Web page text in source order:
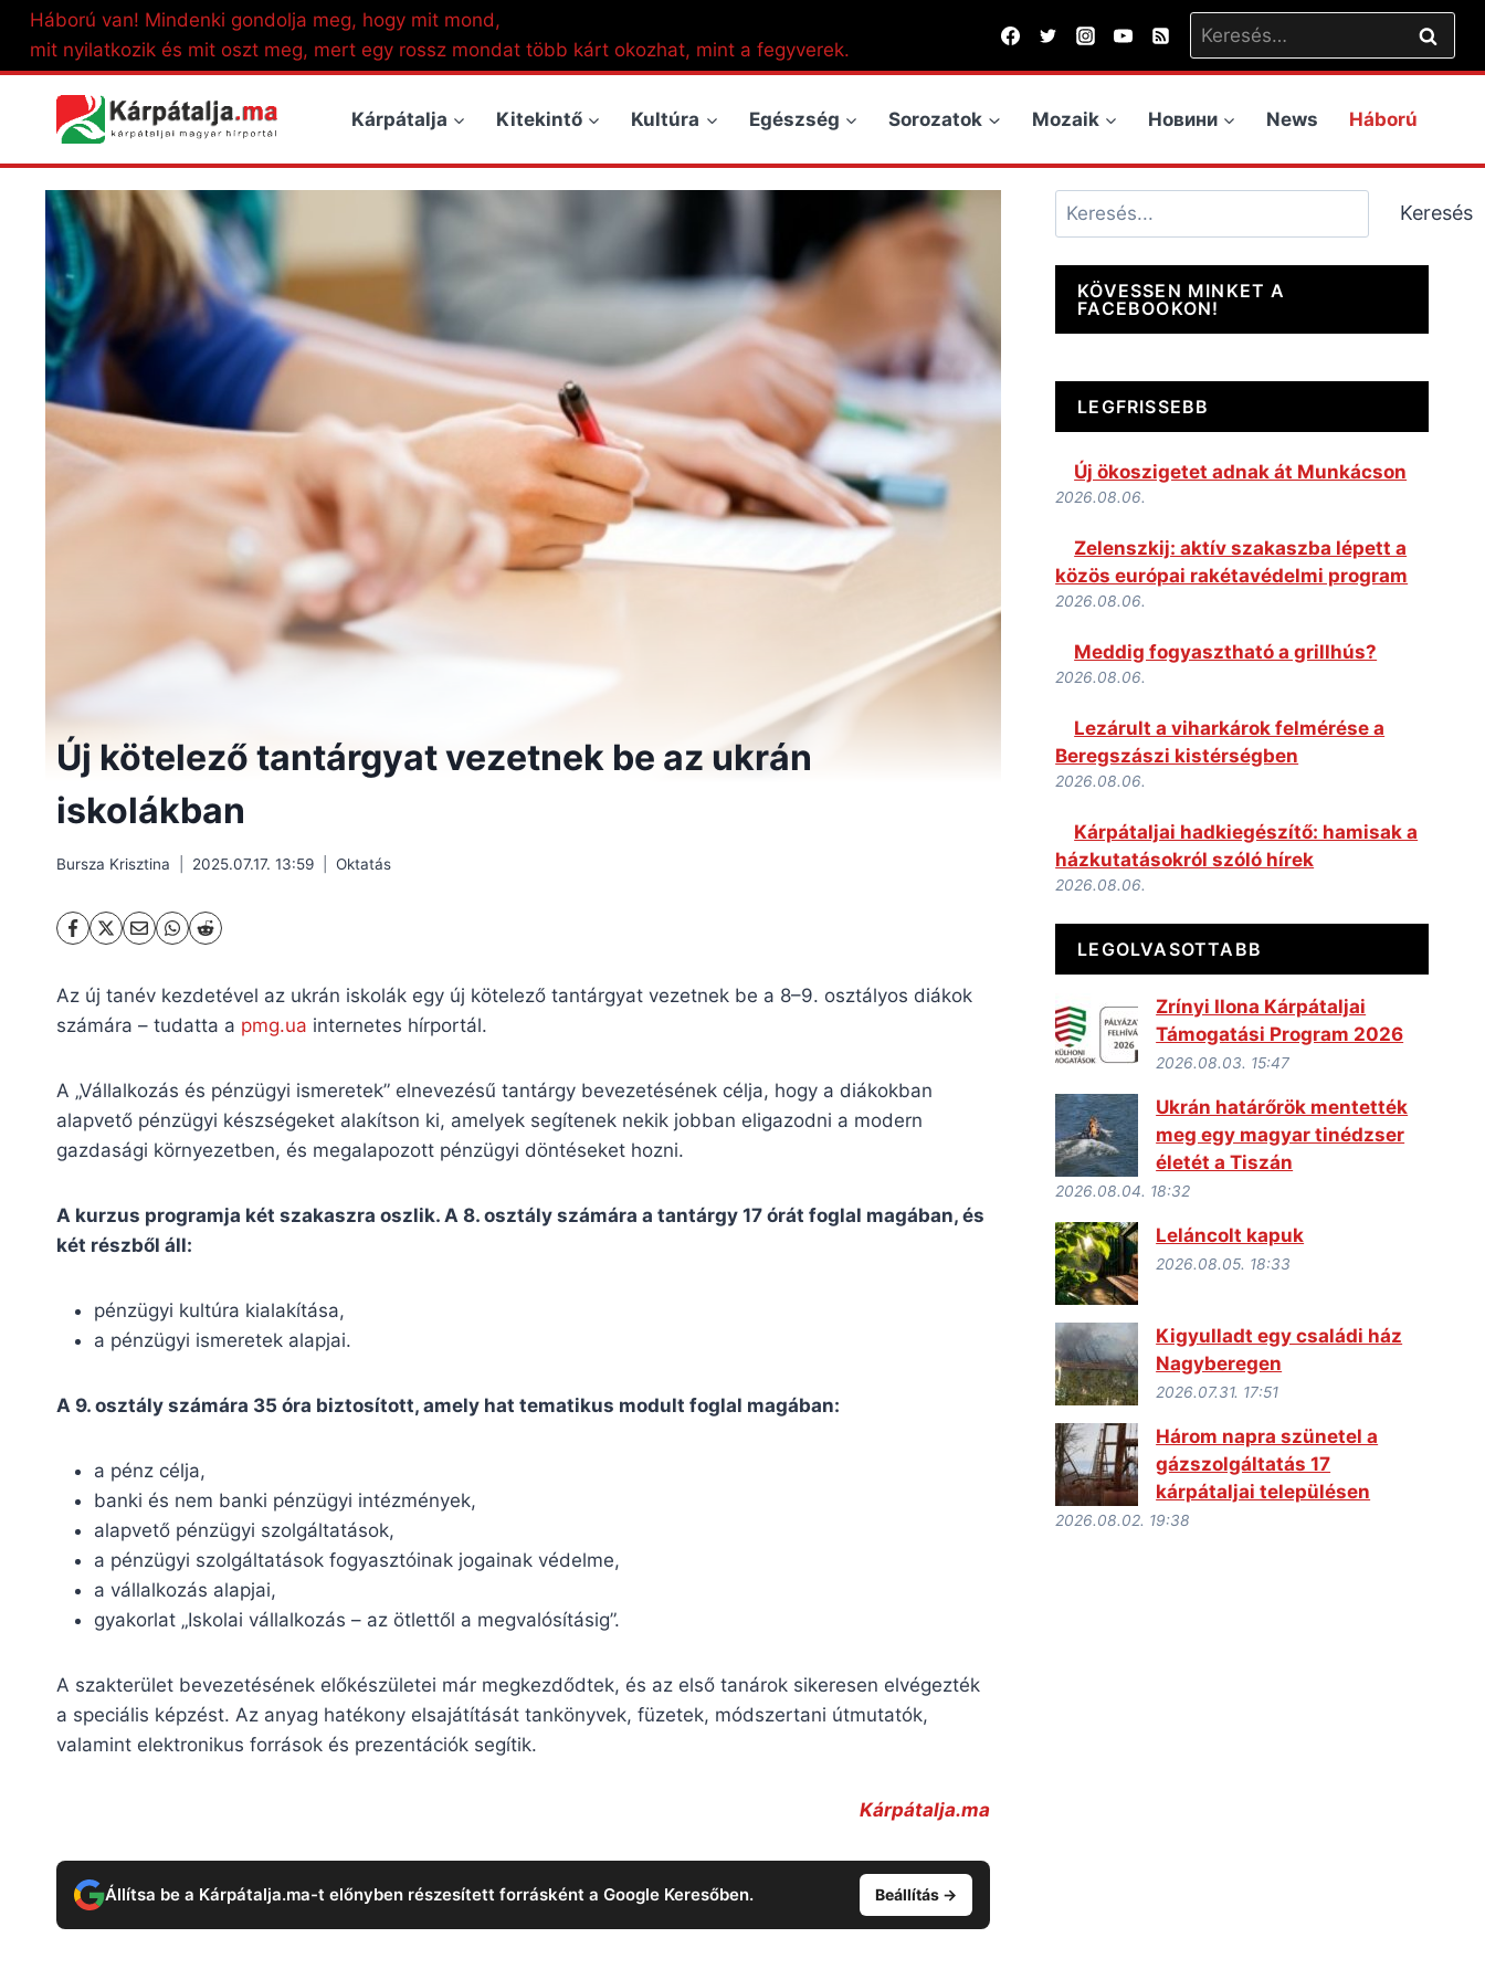
Skip
content
Háború van! Mindenki gondolja meg, hogy mit mond,
mit nyilatkozik és mit oszt meg, mert egy rossz mondat több kárt okozhat, mint a fegyverek.
Keresés:
Kárpátalja Kitekintő Kultúra Egészség Sorozatok Mozaik Новини News Háború
Új kötelező tantárgyat vezetnek be az ukrán
iskolákban
Bursza Krisztina 2025.07.17. 13:59 Oktatás
Az új tanév kezdetével az ukrán iskolák egy új kötelező tantárgyat vezetnek be a 8–9. osztályos diákok
számára – tudatta a pmg.ua internetes hírportál.
A „Vállalkozás és pénzügyi ismeretek” elnevezésű tantárgy bevezetésének célja, hogy a diákokban
alapvető pénzügyi készségeket alakítson ki, amelyek segítenek nekik jobban eligazodni a modern
gazdasági környezetben, és megalapozott pénzügyi döntéseket hozni.
A kurzus programja két szakaszra oszlik. A 8. osztály számára a tantárgy 17 órát foglal magában, és
két részből áll:
pénzügyi kultúra kialakítása,
a pénzügyi ismeretek alapjai.
A 9. osztály számára 35 óra biztosított, amely hat tematikus modult foglal magában:
a pénz célja,
banki és nem banki pénzügyi intézmények,
alapvető pénzügyi szolgáltatások,
a pénzügyi szolgáltatások fogyasztóinak jogainak védelme,
a vállalkozás alapjai,
gyakorlat „Iskolai vállalkozás – az ötlettől a megvalósításig”.
A szakterület bevezetésének előkészületei már megkezdődtek, és az első tanárok sikeresen elvégezték
a speciális képzést. Az anyag hatékony elsajátítását tankönyvek, füzetek, módszertani útmutatók,
valamint elektronikus források és prezentációk segítik.
Kárpátalja.ma
Állítsa be a Kárpátalja.ma-t előnyben részesített forrásként a Google Keresőben. Beállítás →
Keresés Keresés
KÖVESSEN MINKET A
FACEBOOKON!
LEGFRISSEBB
Új ökoszigetet adnak át Munkácson
2026.08.06.
Zelenszkij: aktív szakaszba lépett a
közös európai rakétavédelmi program
2026.08.06.
Meddig fogyasztható a grillhús?
2026.08.06.
Lezárult a viharkárok felmérése a
Beregszászi kistérségben
2026.08.06.
Kárpátaljai hadkiegészítő: hamisak a
házkutatásokról szóló hírek
2026.08.06.
LEGOLVASOTTABB
Zrínyi Ilona Kárpátaljai
Támogatási Program 2026
2026.08.03. 15:47
Ukrán határőrök mentették
meg egy magyar tinédzser
életét a Tiszán
2026.08.04. 18:32
Leláncolt kapuk
2026.08.05. 18:33
Kigyulladt egy családi ház
Nagyberegen
2026.07.31. 17:51
Három napra szünetel a
gázszolgáltatás 17
kárpátaljai településen
2026.08.02. 19:38